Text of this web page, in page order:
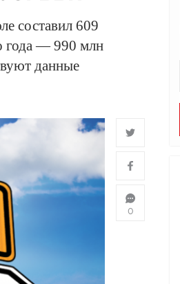
составил 609
года — 990 млн
данные
0